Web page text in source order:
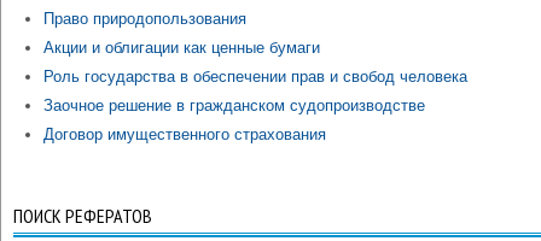
Право природопользования
Акции и облигации как ценные бумаги
Роль государства в обеспечении прав и свобод человека
Заочное решение в гражданском судопроизводстве
Договор имущественного страхования
ПОИСК РЕФЕРАТОВ